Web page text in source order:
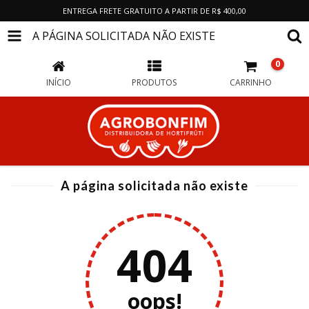
ENTREGA FRETE GRATUITO A PARTIR DE R$ 400,00
A PÁGINA SOLICITADA NÃO EXISTE
INÍCIO PRODUTOS CARRINHO
0
A página solicitada não existe
404
oops!